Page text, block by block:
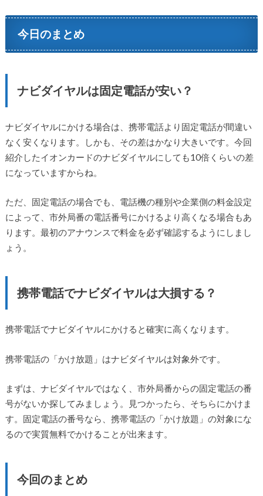
今日のまとめ
ナビダイヤルは固定電話が安い？
ナビダイヤルにかける場合は、携帯電話より固定電話が間違い
なく安くなります。しかも、その差はかなり大きいです。今回
紹介したイオンカードのナビダイヤルにしても10倍くらいの差
になっていますからね。
ただ、固定電話の場合でも、電話機の種別や企業側の料金設定
によって、市外局番の電話番号にかけるより高くなる場合もあ
ります。最初のアナウンスで料金を必ず確認するようにしまし
ょう。
携帯電話でナビダイヤルは大損する？
携帯電話でナビダイヤルにかけると確実に高くなります。
携帯電話の「かけ放題」はナビダイヤルは対象外です。
まずは、ナビダイヤルではなく、市外局番からの固定電話の番
号がないか探してみましょう。見つかったら、そちらにかけま
す。固定電話の番号なら、携帯電話の「かけ放題」の対象にな
るので実質無料でかけることが出来ます。
今回のまとめ